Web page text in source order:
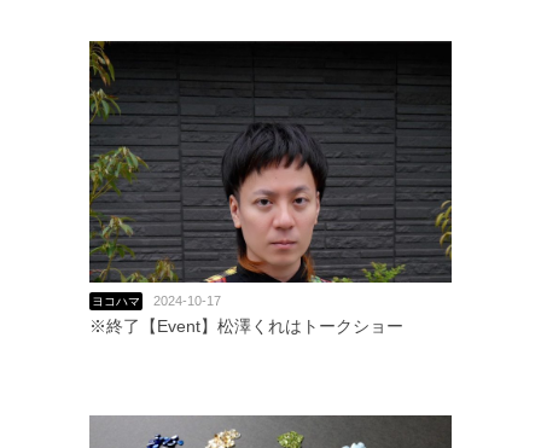
ヨコハマ 2024-10-17
※終了【Event】松澤くれはトークショー